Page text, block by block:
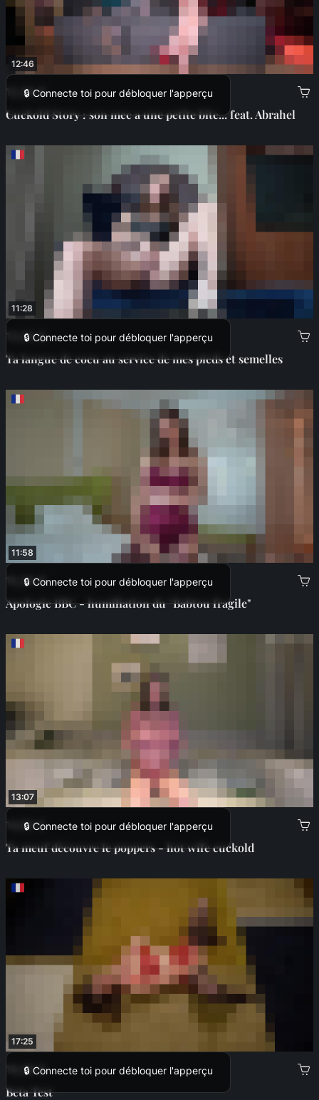
12:46
🔒 Connecte toi pour débloquer l'apperçu
12,99 €
Cuckold Story : son mec a une petite bite... feat. Abrahel
11:28
🔒 Connecte toi pour débloquer l'apperçu
13,99 €
Ta langue de cocu au service de mes pieds et semelles
11:58
🔒 Connecte toi pour débloquer l'apperçu
15,99 €
Apologie BBC - humiliation du "Babtou fragile"
13:07
🔒 Connecte toi pour débloquer l'apperçu
14,99 €
Ta meuf découvre le poppers - hot wife cuckold
17:25
🔒 Connecte toi pour débloquer l'apperçu
19,99 €
Beta Test